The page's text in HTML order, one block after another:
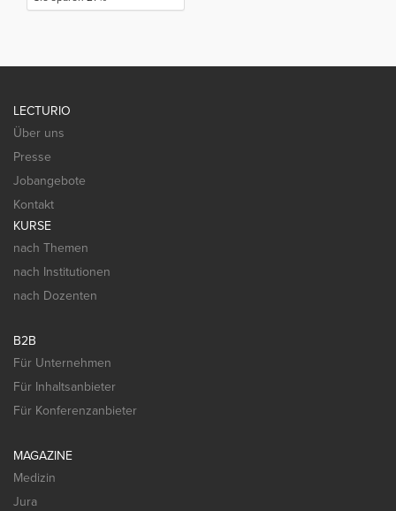
LECTURIO
Über uns
Presse
Jobangebote
Kontakt
KURSE
nach Themen
nach Institutionen
nach Dozenten
B2B
Für Unternehmen
Für Inhaltsanbieter
Für Konferenzanbieter
MAGAZINE
Medizin
Jura